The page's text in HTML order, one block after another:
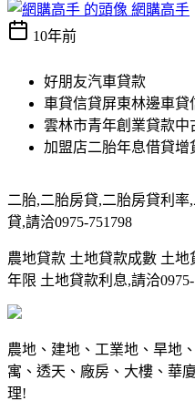
網購高手
10年前
好朋友汽車貸款
車貸信貸屏東林邊車貸
雲林市青年創業貸款中
加盟店二胎年息借貸增
二胎,二胎房貸,二胎房貸利
貸,請洽0975-751798
農地貸款 土地貸款成數 土
年限 土地貸款利息,請洽0975-
農地、建地、工業地、旱地
寓、透天、廠房、大樓、華
理!